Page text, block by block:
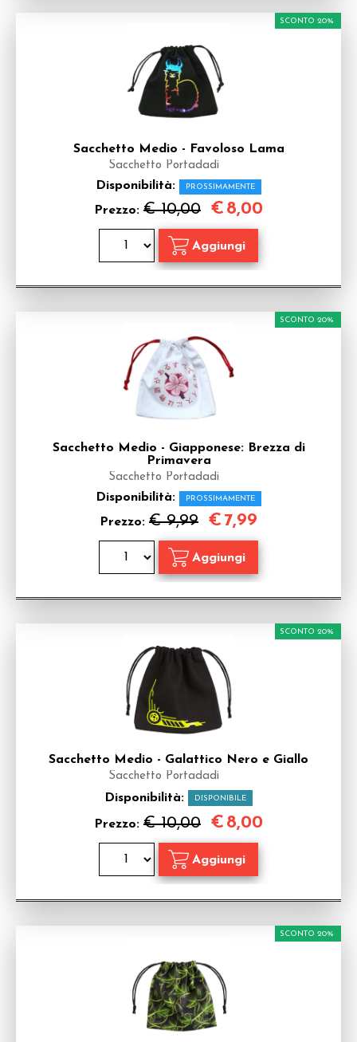
Sacchetto Medio - Favoloso Lama
Sacchetto Portadadi
Disponibilità: PROSSIMAMENTE
Prezzo: € 10,00
SCONTO 20%
€ 8,00
Sacchetto Medio - Giapponese: Brezza di
Primavera
Sacchetto Portadadi
Disponibilità: PROSSIMAMENTE
Prezzo: € 9,99
SCONTO 20%
€ 7,99
Sacchetto Medio - Galattico Nero e Giallo
Sacchetto Portadadi
Disponibilità: DISPONIBILE
Prezzo: € 10,00
SCONTO 20%
€ 8,00
SCONTO 20%